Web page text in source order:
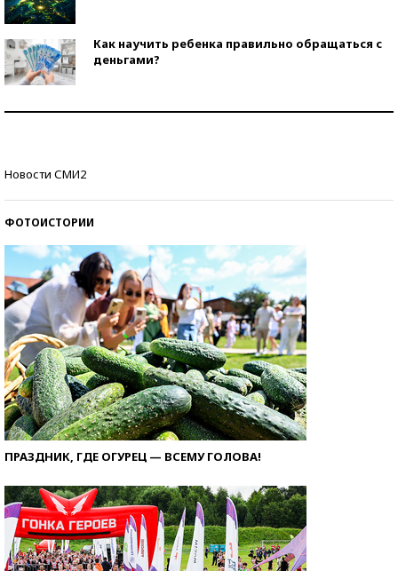
Как научить ребенка правильно обращаться с
деньгами?
Новости СМИ2
ФОТОИСТОРИИ
ПРАЗДНИК, ГДЕ ОГУРЕЦ — ВСЕМУ ГОЛОВА!